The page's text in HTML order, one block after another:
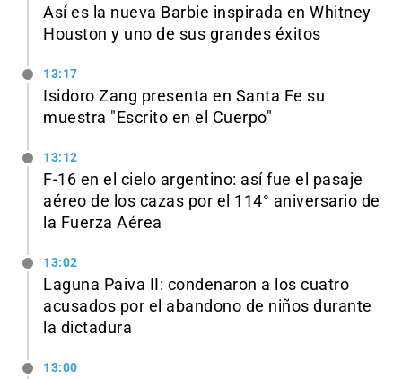
Así es la nueva Barbie inspirada en Whitney
Houston y uno de sus grandes éxitos
13:17
Isidoro Zang presenta en Santa Fe su
muestra "Escrito en el Cuerpo"
13:12
F-16 en el cielo argentino: así fue el pasaje
aéreo de los cazas por el 114° aniversario de
la Fuerza Aérea
13:02
Laguna Paiva II: condenaron a los cuatro
acusados por el abandono de niños durante
la dictadura
13:00